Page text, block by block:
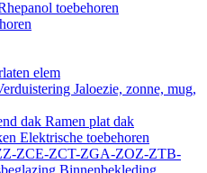
toebehoren
elem
Jaloezie, zonne, mug,
dak Ramen plat dak
Elektrische toebehoren
ZCE-ZCT-ZGA-ZOZ-ZTB-
Binnenbekleding